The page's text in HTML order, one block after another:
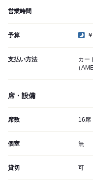
営業時間
予算
支払い方法
カー
（
席・設備
席数 16席
個室 無
貸切 可